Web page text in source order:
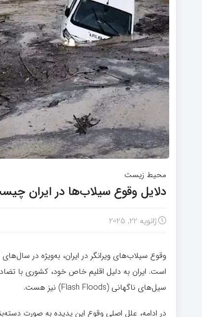
محیط زیست
دلایل وقوع سیلاب‌ها در ایران
ژانویه 22, 2025
وقوع سیلاب‌های ویرانگر در ایران، به‌ویژه در
است. ایران به دلیل اقلیم خاص خود، کشوری با
سیل‌های ناگهانی (Flash Floods) نیز هست.
در ادامه، علل اصلی وقوع این پدیده به صورت